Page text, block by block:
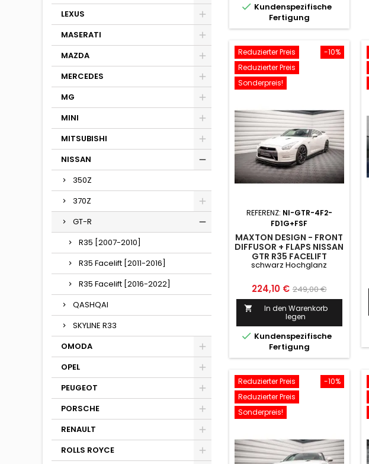
LEXUS
MASERATI
MAZDA
MERCEDES
MG
MINI
MITSUBISHI
NISSAN
350Z
370Z
GT-R
R35 [2007-2010]
R35 Facelift [2011-2016]
R35 Facelift [2016-2022]
QASHQAI
SKYLINE R33
OMODA
OPEL
PEUGEOT
PORSCHE
RENAULT
ROLLS ROYCE
 Kundenspezifische
Fertigung
-10%
Reduzierter Preis
Reduzierter Preis
Sonderpreis!
REFERENZ: NI-GTR-4F2-
FD1G+FSF
MAXTON DESIGN - FRONT
DIFFUSOR + FLAPS NISSAN
GTR R35 FACELIFT
SCHWARZ HOCHGLANZ
schwarz Hochglanz
Preis
224,10 € Normaler
Preis
249,00 €

In den Warenkorb
legen
 Kundenspezifische
Fertigung
-10%
Reduzierter Preis
Reduzierter Preis
Sonderpreis!